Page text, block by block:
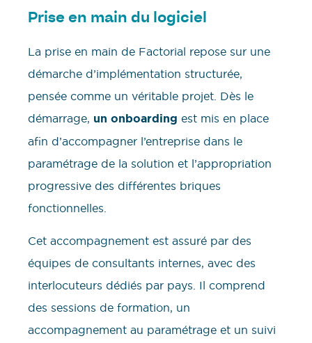
Prise en main du logiciel
La prise en main de Factorial repose sur une
démarche d’implémentation structurée,
pensée comme un véritable projet. Dès le
démarrage, un onboarding est mis en place
afin d’accompagner l’entreprise dans le
paramétrage de la solution et l’appropriation
progressive des différentes briques
fonctionnelles.
Cet accompagnement est assuré par des
équipes de consultants internes, avec des
interlocuteurs dédiés par pays. Il comprend
des sessions de formation, un
accompagnement au paramétrage et un suivi